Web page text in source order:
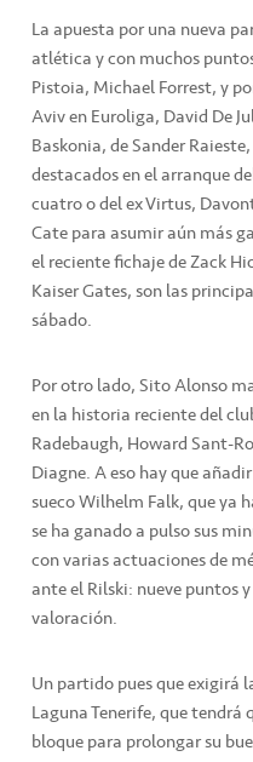
La apuesta por una nueva
atlética y con muchos
Pistoia, Michael Forrest, y
Aviv en Euroliga, David De
Baskonia, de Sander
destacados en el arranque
cuatro o del ex Virtus,
Cate para asumir aún más
el reciente fichaje de Zack
Kaiser Gates, son las
sábado.
Por otro lado, Sito Alonso
en la historia reciente del
Radebaugh, Howard Sant-
Diagne. A eso hay que
sueco Wilhelm Falk, que ya
se ha ganado a pulso sus
con varias actuaciones de
ante el Rilski: nueve puntos
valoración.
Un partido pues que exigirá
Laguna Tenerife, que
bloque para prolongar su